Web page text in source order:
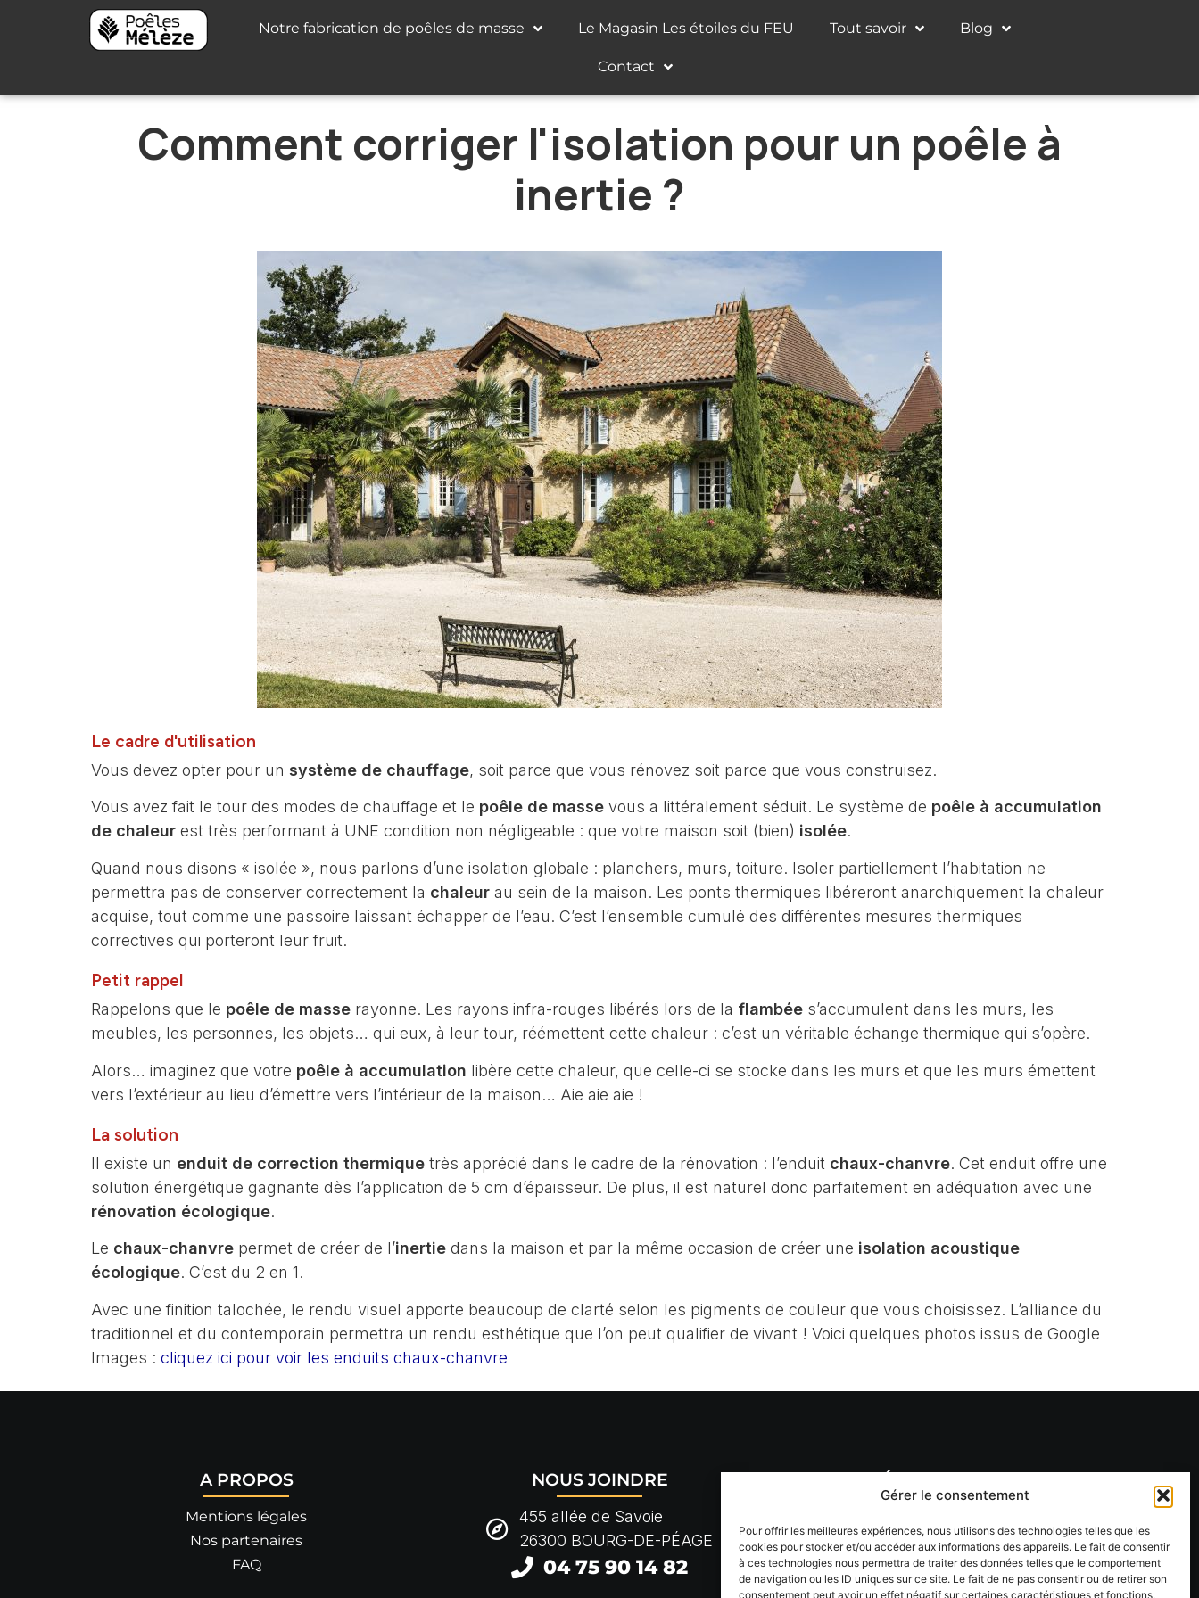
Gérer le consentement
Pour offrir les meilleures expériences, nous utilisons des technologies telles que les
cookies pour stocker et/ou accéder aux informations des appareils. Le fait de consentir
à ces technologies nous permettra de traiter des données telles que le comportement
de navigation ou les ID uniques sur ce site. Le fait de ne pas consentir ou de retirer son
consentement peut avoir un effet négatif sur certaines caractéristiques et fonctions.
Notre fabrication de poêles de masse Le Magasin Les étoiles du FEU Tout savoir Blog
Contact
Comment corriger l'isolation pour un poêle à
inertie ?
Le cadre d'utilisation
Vous devez opter pour un système de chauffage, soit parce que vous rénovez soit parce que vous construisez.
Vous avez fait le tour des modes de chauffage et le poêle de masse vous a littéralement séduit. Le système de poêle à accumulation
de chaleur est très performant à UNE condition non négligeable : que votre maison soit (bien) isolée.
Quand nous disons « isolée », nous parlons d’une isolation globale : planchers, murs, toiture. Isoler partiellement l’habitation ne
permettra pas de conserver correctement la chaleur au sein de la maison. Les ponts thermiques libéreront anarchiquement la chaleur
acquise, tout comme une passoire laissant échapper de l’eau. C’est l’ensemble cumulé des différentes mesures thermiques
correctives qui porteront leur fruit.
Petit rappel
Rappelons que le poêle de masse rayonne. Les rayons infra-rouges libérés lors de la flambée s’accumulent dans les murs, les
meubles, les personnes, les objets… qui eux, à leur tour, réémettent cette chaleur : c’est un véritable échange thermique qui s’opère.
Alors… imaginez que votre poêle à accumulation libère cette chaleur, que celle-ci se stocke dans les murs et que les murs émettent
vers l’extérieur au lieu d’émettre vers l’intérieur de la maison… Aie aie aie !
La solution
Il existe un enduit de correction thermique très apprécié dans le cadre de la rénovation : l’enduit chaux-chanvre. Cet enduit offre une
solution énergétique gagnante dès l’application de 5 cm d’épaisseur. De plus, il est naturel donc parfaitement en adéquation avec une
rénovation écologique.
Le chaux-chanvre permet de créer de l’inertie dans la maison et par la même occasion de créer une isolation acoustique
écologique. C’est du 2 en 1.
Avec une finition talochée, le rendu visuel apporte beaucoup de clarté selon les pigments de couleur que vous choisissez. L’alliance du
traditionnel et du contemporain permettra un rendu esthétique que l’on peut qualifier de vivant ! Voici quelques photos issus de Google
Images : cliquez ici pour voir les enduits chaux-chanvre
A PROPOS
Mentions légales
Nos partenaires
FAQ
NOUS JOINDRE
455 allée de Savoie
26300 BOURG-DE-PÉAGE
04 75 90 14 82
RÉSEAUX SOCIAUX